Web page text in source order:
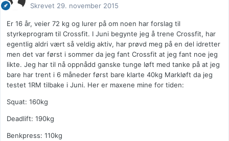
Skrevet 29. november 2015
Er 16 år, veier 72 kg og lurer på om noen har forslag til
styrkeprogram til Crossfit. I Juni begynte jeg å trene Crossfit, har
egentlig aldri vært så veldig aktiv, har prøvd meg på en del idretter
men det var først i sommer da jeg fant Crossfit at jeg fant noe jeg
likte. Jeg har til nå oppnådd ganske tunge løft med tanke på at jeg
bare har trent i 6 måneder først bare klarte 40kg Markløft da jeg
testet 1RM tilbake i Juni. Her er maxene mine for tiden:
Squat: 160kg
Deadlift: 190kg
Benkpress: 110kg